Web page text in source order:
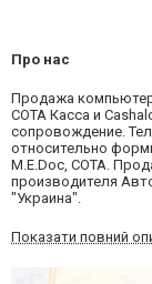
Про нас
Продажа
СОТА Касса и
сопровождение.
относительно
M.E.Doc, СОТА.
производителя
"Украина".
Показати повний